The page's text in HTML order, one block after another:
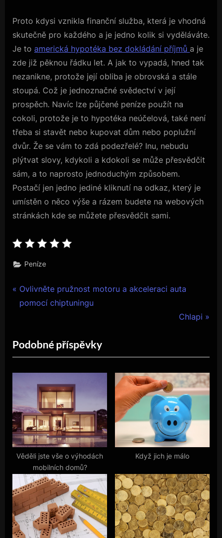
Proto kdysi vznikla finanční služba, která je vhodná
skutečně pro každého a je jedno kolik si vyděláváte.
Je to americká hypotéka bez dokládání příjmů a je
zde již pěknou řádku let. A jak to vypadá, hned tak
nezanikne, protože její obliba je obrovská a stále
stoupá. Což je jednoznačné svědectví v její
prospěch. Navíc lze půjčené peníze použít na
cokoli, protože je to hypotéka neúčelová, také není
třeba si stavět nebo kupovat dům nebo poplužní
dvůr. Že se vám to zdá podezřelé? Inu, nebudu
plýtvat slovy, kdykoli a kdokoli se může přesvědčit
sám, a to naprosto jednoduchým způsobem.
Postačí jen jedno jediné kliknutí na odkaz, který je
umístěn o něco výše a rázem budete na webových
stránkách kde se můžete přesvědčit sami.
Peníze
Navigace
pro
P
r
i
o
u
P
o
s
t
:
Ovlivněte pružnost motoru a akceleraci auta
pomocí chiptuningu
N
t
P
o
s
t
:
Chlapi
Podobné příspěvky
Věděli jste vše o výhodách
mobilních domů?
Když jich je málo